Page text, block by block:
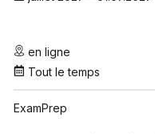
en ligne
Tout le temps
ExamPrep